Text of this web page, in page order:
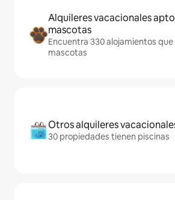
Alquileres vacacionales
mascotas
Encuentra 330 alojamientos
mascotas
Otros alquileres
30 propiedades tienen piscinas